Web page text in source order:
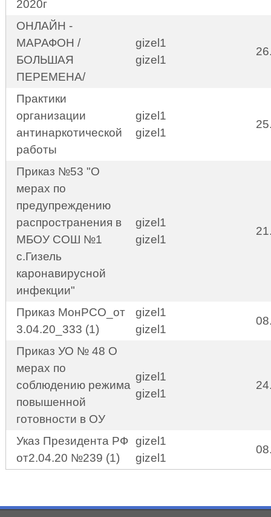
2020г
ОНЛАЙН -
МАРАФОН /
БОЛЬШАЯ
ПЕРЕМЕНА/
gizel1
gizel1
Практики
организации
антинаркотической
работы
gizel1
gizel1
Приказ №53 "О
мерах по
предупреждению
распространения в
МБОУ СОШ №1
с.Гизель
каронавирусной
инфекции"
gizel1
gizel1
Приказ МонРСО_от
3.04.20_333 (1)
gizel1
gizel1
Приказ УО № 48 О
мерах по
соблюдению режима
повышенной
готовности в ОУ
gizel1
gizel1
Указ Президента РФ
от2.04.20 №239 (1)
gizel1
gizel1